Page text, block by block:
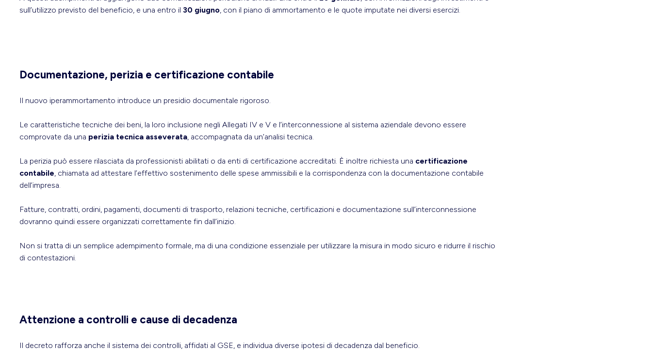
sull’utilizzo previsto del beneficio, e una entro il 30 giugno, con il piano di ammortamento e le quote imputate nei diversi esercizi.
Documentazione, perizia e certificazione contabile
Il nuovo iperammortamento introduce un presidio documentale rigoroso.
Le caratteristiche tecniche dei beni, la loro inclusione negli Allegati IV e V e l’interconnessione al sistema aziendale devono essere
comprovate da una perizia tecnica asseverata, accompagnata da un’analisi tecnica.
La perizia può essere rilasciata da professionisti abilitati o da enti di certificazione accreditati. È inoltre richiesta una certificazione
contabile, chiamata ad attestare l’effettivo sostenimento delle spese ammissibili e la corrispondenza con la documentazione contabile
dell’impresa.
Fatture, contratti, ordini, pagamenti, documenti di trasporto, relazioni tecniche, certificazioni e documentazione sull’interconnessione
dovranno quindi essere organizzati correttamente fin dall’inizio.
Non si tratta di un semplice adempimento formale, ma di una condizione essenziale per utilizzare la misura in modo sicuro e ridurre il rischio
di contestazioni.
Attenzione a controlli e cause di decadenza
Il decreto rafforza anche il sistema dei controlli, affidati al GSE, e individua diverse ipotesi di decadenza dal beneficio.